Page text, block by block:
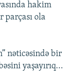
hakim
parçası ola
nəticəsində bir
yaşayırıq...